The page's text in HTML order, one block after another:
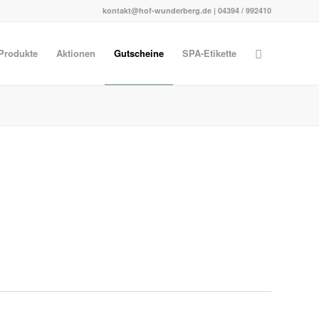
kontakt@hof-wunderberg.de | 04394 / 992410
Aktionen Gutscheine SPA-Etikette